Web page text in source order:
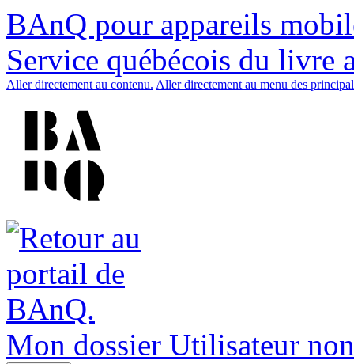
BAnQ pour appareils
Service québécois du livre
Aller directement au contenu. Aller directement au menu des
Mon dossier Utilisateur